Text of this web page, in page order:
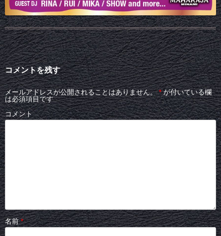
コメントを残す
メールアドレスが公開されることはありません。 *が付いている欄
は必須項目です
コメント
名前*